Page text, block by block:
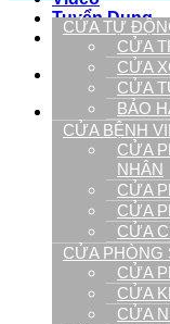
Tuyển Dụng
Liên hệ
09.1900.9128
Giỏ hàng
Chưa có sản
CỬA TỰ
CỬA
CỬA
CỬA
BẢO
CỬA BỆNH
CỬA
NHÂN
CỬA
CỬA
CỬA
CỬA PHÒNG
CỬA
CỬA
CỬA